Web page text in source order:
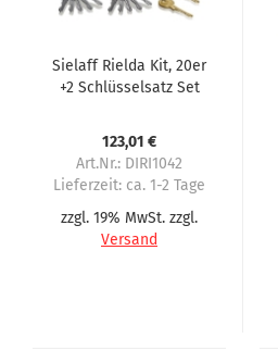
Sielaff Rielda Kit, 20er
+2 Schlüsselsatz Set
123,01 €
Art.Nr.: DIRI1042
Lieferzeit: ca. 1-2 Tage
zzgl. 19% MwSt. zzgl.
Versand